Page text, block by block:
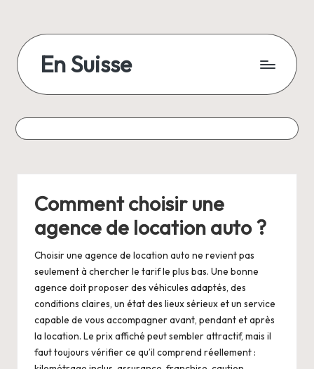
content
En Suisse
Comment choisir une
agence de location auto ?
Choisir une agence de location auto ne revient pas
seulement à chercher le tarif le plus bas. Une bonne
agence doit proposer des véhicules adaptés, des
conditions claires, un état des lieux sérieux et un service
capable de vous accompagner avant, pendant et après
la location. Le prix affiché peut sembler attractif, mais il
faut toujours vérifier ce qu’il comprend réellement :